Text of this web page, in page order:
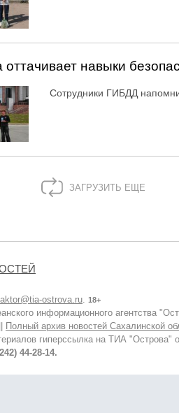
навыки
Сотрудники ГИБДД
ЗАГРУЗИТЬ ЕЩЕ
ostrova.ru. 18+
информационного агентства
Полный архив новостей Сахалинской
гиперссылка на ТИА "Острова"
44-28-14.